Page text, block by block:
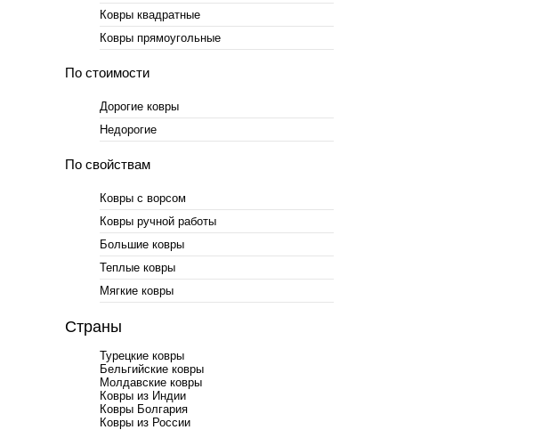
Ковры квадратные
Ковры прямоугольные
По стоимости
Дорогие ковры
Недорогие
По свойствам
Ковры с ворсом
Ковры ручной работы
Большие ковры
Теплые ковры
Мягкие ковры
Страны
Турецкие ковры
Бельгийские ковры
Молдавские ковры
Ковры из Индии
Ковры Болгария
Ковры из России